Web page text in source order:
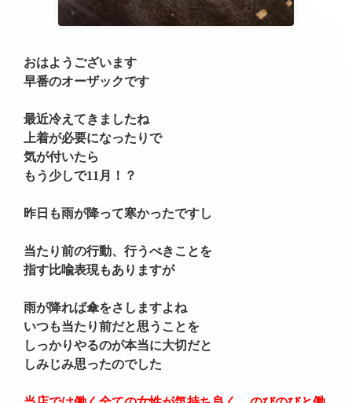
おはようございます
早番のオーザックです
最近冷えてきましたね
上着が必要になったりで
気が付いたら
もう少しで11月！？
昨日も雨が降って寒かったですし
当たり前の行動、行うべきことを
指す比喩表現もありますが
雨が降れば傘をさしますよね
いつも当たり前だと思うことを
しっかりやるのが本当に大切だと
しみじみ思ったのでした